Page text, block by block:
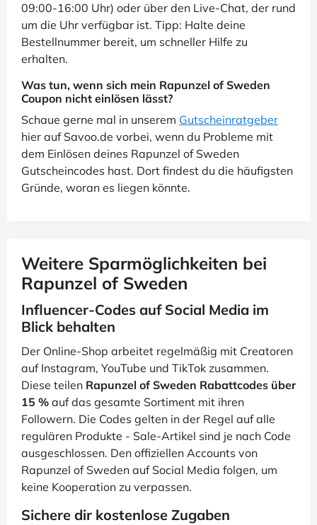
09:00-16:00 Uhr) oder über den Live-Chat, der rund
um die Uhr verfügbar ist. Tipp: Halte deine
Bestellnummer bereit, um schneller Hilfe zu
erhalten.
Was tun, wenn sich mein Rapunzel of Sweden
Coupon nicht einlösen lässt?
Schaue gerne mal in unserem Gutscheinratgeber
hier auf Savoo.de vorbei, wenn du Probleme mit
dem Einlösen deines Rapunzel of Sweden
Gutscheincodes hast. Dort findest du die häufigsten
Gründe, woran es liegen könnte.
Weitere Sparmöglichkeiten bei
Rapunzel of Sweden
Influencer-Codes auf Social Media im
Blick behalten
Der Online-Shop arbeitet regelmäßig mit Creatoren
auf Instagram, YouTube und TikTok zusammen.
Diese teilen Rapunzel of Sweden Rabattcodes über
15 % auf das gesamte Sortiment mit ihren
Followern. Die Codes gelten in der Regel auf alle
regulären Produkte - Sale-Artikel sind je nach Code
ausgeschlossen. Den offiziellen Accounts von
Rapunzel of Sweden auf Social Media folgen, um
keine Kooperation zu verpassen.
Sichere dir kostenlose Zugaben